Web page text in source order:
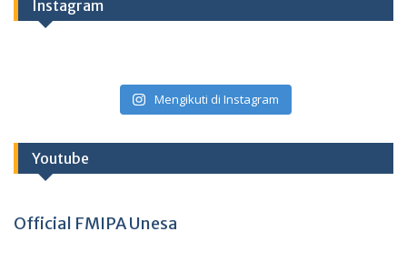
Instagram
Mengikuti di Instagram
Youtube
Official FMIPA Unesa